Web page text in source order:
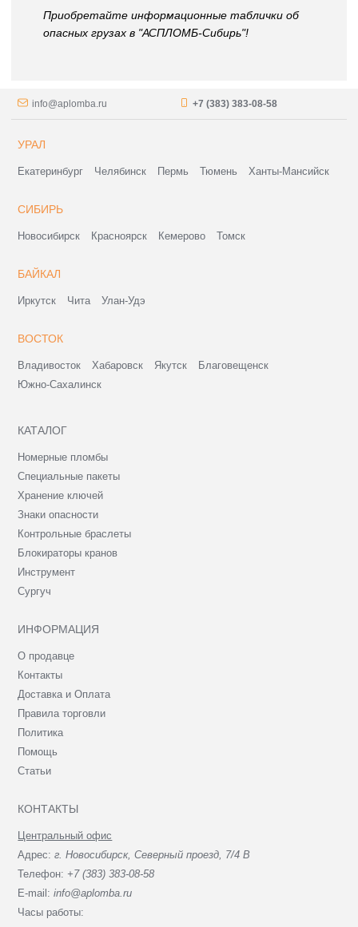
Приобретайте информационные таблички об
опасных грузах в "АСПЛОМБ-Сибирь"!
info@aplomba.ru +7 (383) 383-08-58
УРАЛ
Екатеринбург Челябинск Пермь Тюмень Ханты-Мансийск
СИБИРЬ
Новосибирск Красноярск Кемерово Томск
БАЙКАЛ
Иркутск Чита Улан-Удэ
ВОСТОК
Владивосток Хабаровск Якутск
Благовещенск
Южно-Сахалинск
КАТАЛОГ
Номерные пломбы
Специальные пакеты
Хранение ключей
Знаки опасности
Контрольные браслеты
Блокираторы кранов
Инструмент
Сургуч
ИНФОРМАЦИЯ
О продавце
Контакты
Доставка и Оплата
Правила торговли
Политика
Помощь
Статьи
КОНТАКТЫ
Центральный офис
Адрес:г. Новосибирск, Северный проезд, 7/4 В
Телефон: +7 (383) 383-08-58
E-mail:info@aplomba.ru
Часы работы: